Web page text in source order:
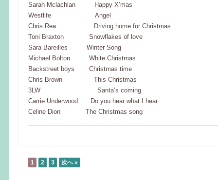
Sarah Mclachlan Happy X’mas
Westlife Angel
Chris Rea Driving home for Christmas
Toni Braxton Snowflakes of love
Sara Bareilles Winter Song
Michael Bolton White Christmas
Backstreet boys Christmas time
Chris Brown This Christmas
3LW Santa’s coming
Carrie Underwood Do you hear what I hear
Celine Dion The Christmas song
1 2 3 次へ »